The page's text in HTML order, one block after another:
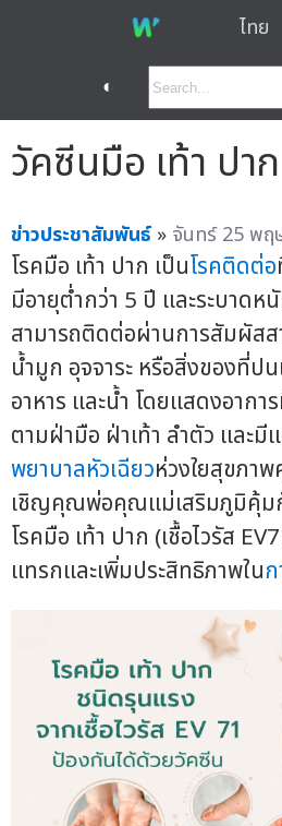
ไทย
◐
วัคซีนมือ เท้า ปาก
ข่าวประชาสัมพันธ์ » จันทร์ 25 พฤ
โรคมือ เท้า ปาก เป็นโรคติดต่อ
มีอายุต่ำกว่า 5 ปี และระบาดห
สามารถติดต่อผ่านการสัมผัส
น้ำมูก อุจจาระ หรือสิ่งของที่ปน
อาหาร และน้ำ โดยแสดงอากา
ตามฝ่ามือ ฝ่าเท้า ลำตัว และมี
พยาบาลหัวเฉียวห่วงใยสุขภา
เชิญคุณพ่อคุณแม่เสริมภูมิคุ้ม
โรคมือ เท้า ปาก (เชื้อไวรัส
แทรกและเพิ่มประสิทธิภาพใน